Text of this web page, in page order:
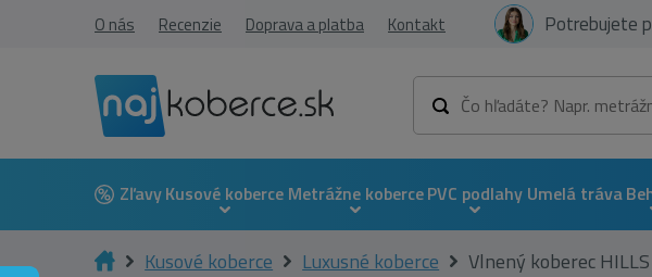
O nás Recenzie Doprava a platba Kontakt Potrebujete
ZľavyKusové koberce Metrážne kobercePVC podlahy Umelá tráva
Kusové koberce Luxusné koberce Vlnený koberec